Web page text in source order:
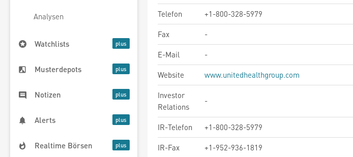
Analysen
Watchlists
Musterdepots
Notizen
Alerts
Realtime Börsen
Telefon
+1-800-328-5979
Fax
-
E-Mail
-
Website
www.unitedhealthgroup.com
Investor
Relations
-
IR-Telefon
+1-800-328-5979
IR-Fax
+1-952-936-1819